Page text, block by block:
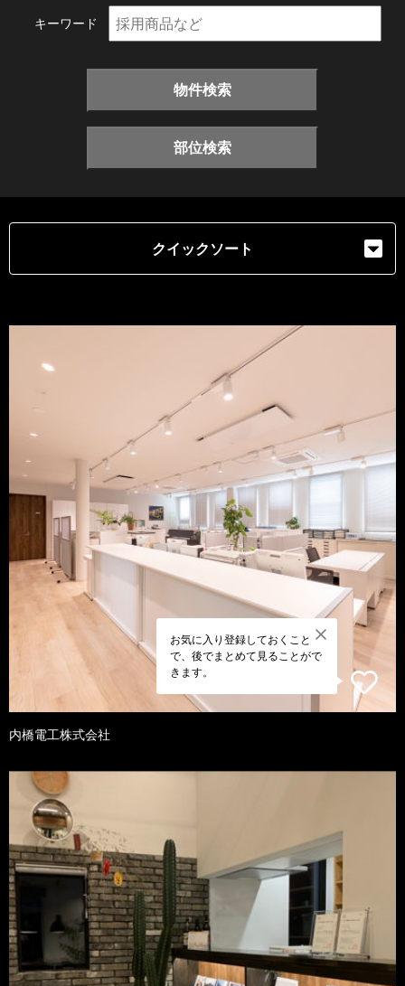
キーワード
物件検索
部位検索
クイックソート
お気に入り登録しておくこと
で、後でまとめて見ることがで
きます。
内橋電工株式会社